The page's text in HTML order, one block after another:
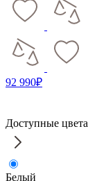
92 990₽
Доступные цвета
Белый